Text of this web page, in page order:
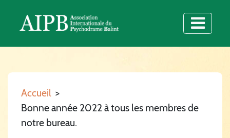
Accueil >
Bonne année 2022 à tous les membres de
notre bureau.